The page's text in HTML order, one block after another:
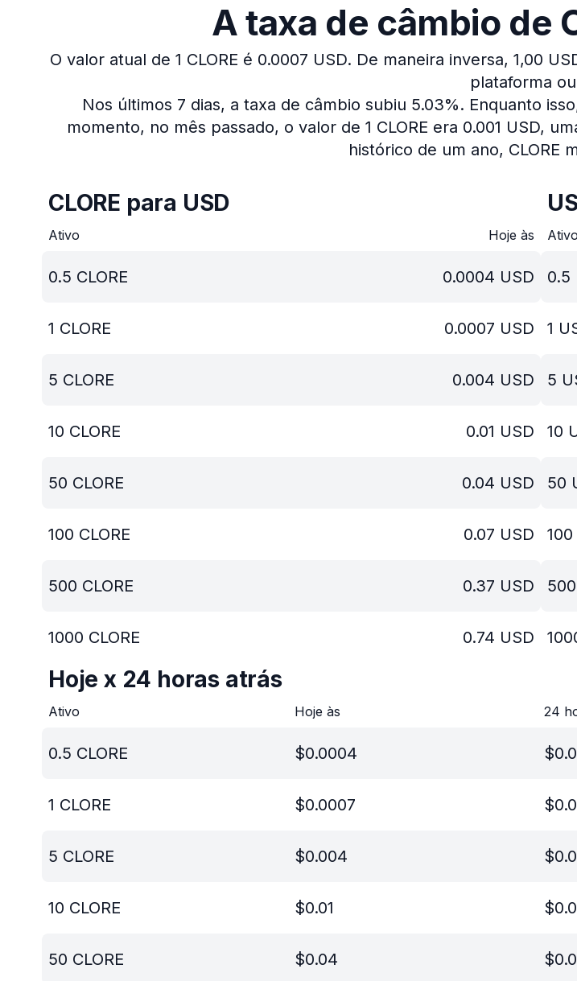
A taxa de câmbio de
O valor atual de 1 CLORE é 0.0007 USD. De maneira inversa, 1,00
plataforma
Nos últimos 7 dias, a taxa de câmbio subiu 5.03%. Enquanto
momento, no mês passado, o valor de 1 CLORE era 0.001 USD,
histórico de um ano, CLORE
CLORE para USD
Ativo Hoje às
0.5 CLORE 0.0004 USD
1 CLORE 0.0007 USD
5 CLORE 0.004 USD
10 CLORE 0.01 USD
50 CLORE 0.04 USD
100 CLORE 0.07 USD
500 CLORE 0.37 USD
1000 CLORE 0.74 USD
Ativo
0.5
1
5
10
50
100
500
Hoje x 24 horas atrás
Ativo Hoje às 24
0.5 CLORE $0.0004 $
1 CLORE $0.0007 $
5 CLORE $0.004 $
10 CLORE $0.01 $
50 CLORE $0.04 $